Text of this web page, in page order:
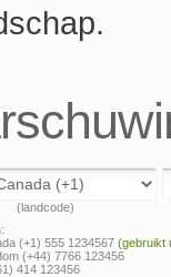
(landcode)
(+1) 555 1234567 (gebruikt
(+44) 7766 123456
414 123456